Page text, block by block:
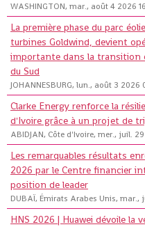
WASHINGTON, mar., août 4 2026
La première phase du parc
turbines Goldwind, devient
importante dans la transition
du Sud
JOHANNESBURG, lun., août 3 2026
Clarke Energy renforce la
d'Ivoire grâce à un projet de
ABIDJAN, Côte d'Ivoire, mer., juil.
Les remarquables résultats
2026 par le Centre financier
position de leader
DUBAÏ, Émirats Arabes Unis, mar.,
HNS 2026 | Huawei dévoile la